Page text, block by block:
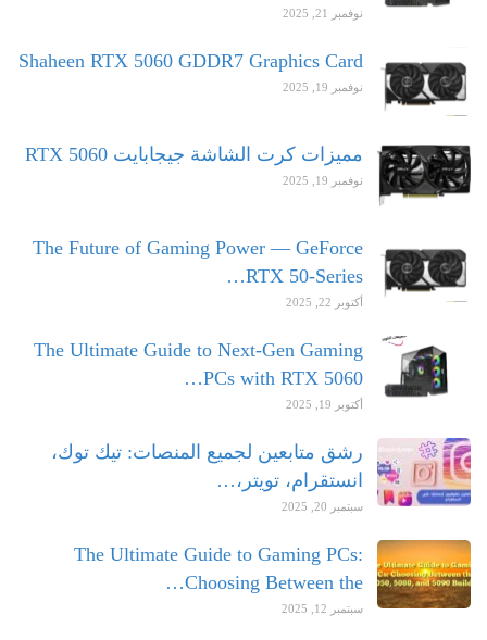
نوفمبر 21, 2025
Shaheen RTX 5060 GDDR7 Graphics Card
نوفمبر 19, 2025
مميزات كرت الشاشة جيجابايت RTX 5060
نوفمبر 19, 2025
The Future of Gaming Power — GeForce
RTX 50-Series…
أكتوبر 22, 2025
The Ultimate Guide to Next-Gen Gaming
PCs with RTX 5060…
أكتوبر 19, 2025
رشق متابعين لجميع المنصات: تيك توك،
انستقرام، تويتر،…
سبتمبر 20, 2025
The Ultimate Guide to Gaming PCs:
Choosing Between the…
سبتمبر 12, 2025